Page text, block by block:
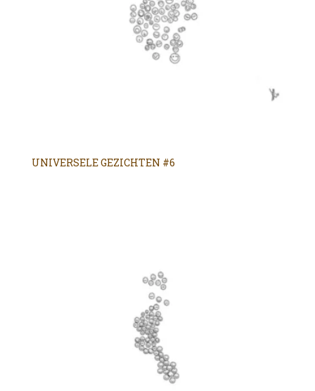
UNIVERSELE GEZICHTEN #6